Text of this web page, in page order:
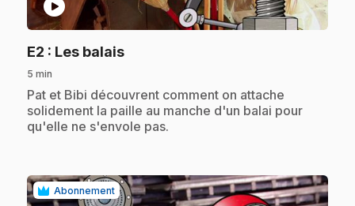
play_circle
E2 : Les balais.
5 min
.Pat et Bibi découvrent comment on attache
solidement la paille au manche d'un balai pour
qu'elle ne s'envole pas.
Abonnement